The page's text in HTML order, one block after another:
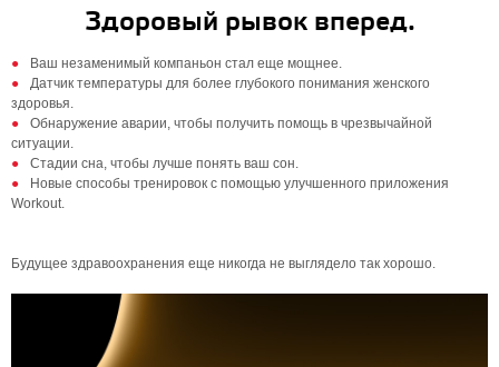
Здоровый рывок вперед.
Ваш незаменимый компаньон стал еще мощнее.
Датчик температуры для более глубокого понимания женского
здоровья.
Обнаружение аварии, чтобы получить помощь в чрезвычайной
ситуации.
Стадии сна, чтобы лучше понять ваш сон.
Новые способы тренировок с помощью улучшенного приложения
Workout.
Будущее здравоохранения еще никогда не выглядело так хорошо.